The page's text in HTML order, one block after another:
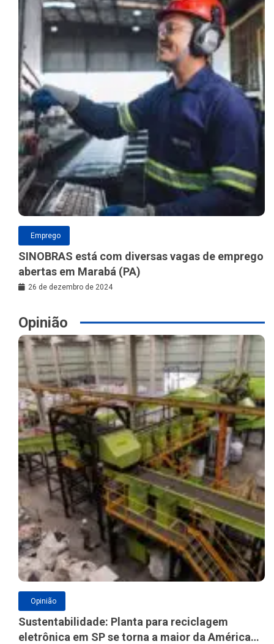
Emprego
SINOBRAS está com diversas vagas de emprego
abertas em Marabá (PA)
26 de dezembro de 2024
Opinião
Opinião
Sustentabilidade: Planta para reciclagem
eletrônica em SP se torna a maior da América